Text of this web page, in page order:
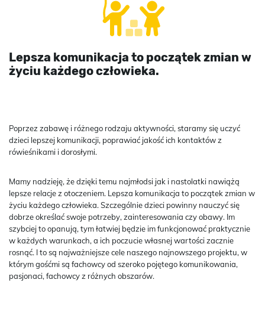
Lepsza komunikacja to początek zmian w
życiu każdego człowieka.
Poprzez zabawę i różnego rodzaju aktywności, staramy się uczyć
dzieci lepszej komunikacji, poprawiać jakość ich kontaktów z
rówieśnikami i dorosłymi.
Mamy nadzieję, że dzięki temu najmłodsi jak i nastolatki nawiążą
lepsze relacje z otoczeniem. Lepsza komunikacja to początek zmian w
życiu każdego człowieka. Szczególnie dzieci powinny nauczyć się
dobrze określać swoje potrzeby, zainteresowania czy obawy. Im
szybciej to opanują, tym łatwiej będzie im funkcjonować praktycznie
w każdych warunkach, a ich poczucie własnej wartości zacznie
rosnąć. I to są najważniejsze cele naszego najnowszego projektu, w
którym gośćmi są fachowcy od szeroko pojętego komunikowania,
pasjonaci, fachowcy z różnych obszarów.